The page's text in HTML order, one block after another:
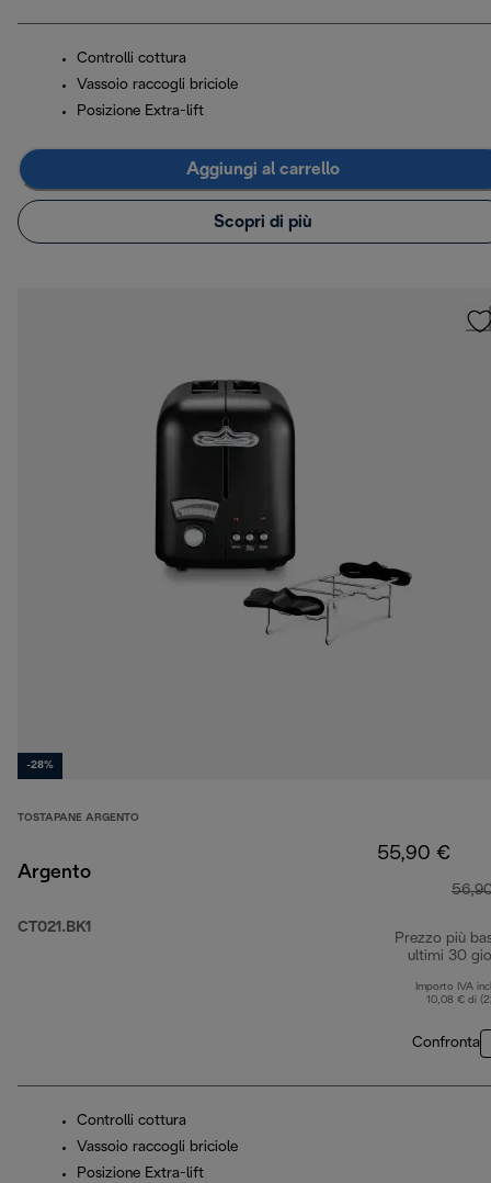
Controlli cottura
Vassoio raccogli briciole
Posizione Extra-lift
Aggiungi al carrello
Scopri di più
-28%
TOSTAPANE ARGENTO
Argento
CT021.BK1
55,90 €
Prezzo più
ultimi 30
Importo IVA
10,08 € di
Confronta
Controlli cottura
Vassoio raccogli briciole
Posizione Extra-lift